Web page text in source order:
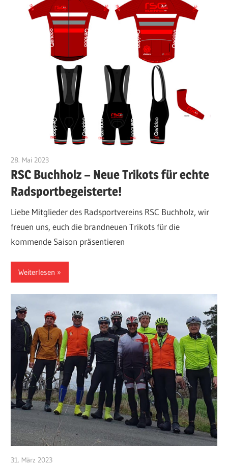
28. Mai 2023
RSC Buchholz – Neue Trikots für echte
Radsportbegeisterte!
Liebe Mitglieder des Radsportvereins RSC Buchholz, wir
freuen uns, euch die brandneuen Trikots für die
kommende Saison präsentieren
Weiterlesen
31. März 2023